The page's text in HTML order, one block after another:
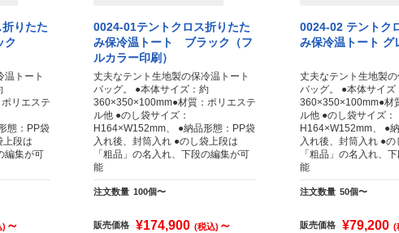
りたた
ク
温トート
リエステ
態：PP袋
上段は
編集が可
) ～
0024-01テントクロス折りたた
み保冷温トート ブラック（フ
ルカラー印刷）
丈夫なテント生地製の保冷温トート
バッグ。 ●本体サイズ：約
360×350×100mm●材質：ポリエステ
ル他 ●のし袋サイズ：
H164×W152mm、 ●納品形態：PP袋
入れ後、封筒入れ ●のし袋上段は
「粗品」の名入れ、下段の編集が可
能
注文数量 100個〜
販売価格 ¥174,900 (税込) ～
0024-02 テントク
み保冷温トート グ
丈夫なテント生地製の
バッグ。 ●本体サイズ
360×350×100mm●材
ル他 ●のし袋サイズ：
H164×W152mm、 ●
入れ後、封筒入れ ●の
「粗品」の名入れ、
能
注文数量 50個〜
販売価格 ¥79,200 (